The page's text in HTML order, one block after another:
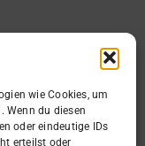
wie Cookies, um
Wenn du diesen
oder eindeutige IDs
erteilst oder